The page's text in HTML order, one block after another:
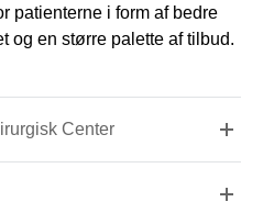
patienterne i form af bedre
og en større palette af tilbud.
Center